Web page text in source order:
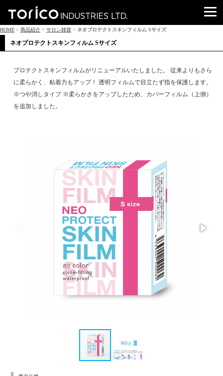
HOME > 商品紹介 > サロン雑貨 > ネオプロテクトスキンフィルム Sサイズ
ネオプロテクトスキンフィルム Sサイズ
プロテクトスキンフィルムがリニューアルいたしました。 従来よりもさら
に柔らかく、粘着力もアップ！ 透明フィルムで目立たず指を保護します。
※つや消しタイプ ※柔らかさをアップしたため、カバーフィルム（上側）
を追加しました。